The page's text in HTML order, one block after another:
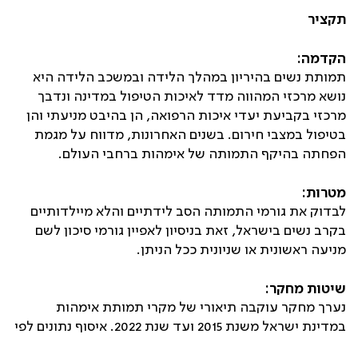
תקציר
הקדמה:
תמותת נשים בהיריון במהלך הלידה ובמשכב הלידה היא
נושא מרכזי המהווה מדד לאיכות הטיפול במדינה ונדבך
מרכזי בקביעת יעדי איכות הרפואה, הן בהיבט מניעתי והן
בטיפול במצבי חירום. בשנים האחרונות, מדווח על מגמת
הפחתה בהיקף התמותה של אימהות ברחבי העולם.
מטרות:
לבדוק את גורמי התמותה הסב לידתיים והלא מיילדותיים
בקרב נשים בישראל, זאת בניסיון לאפיין גורמי סיכון לשם
מניעה ראשונית או שניונית ככל הניתן.
שיטות מחקר:
נערך מחקר עוקבה תיאורי של מקרי תמותת אימהות
במדינת ישראל משנת 2015 ועד שנת 2022. איסוף נתונים לפי